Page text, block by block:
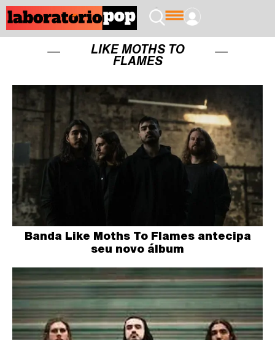
LIKE MOTHS TO
FLAMES
Banda Like Moths To Flames antecipa
seu novo álbum